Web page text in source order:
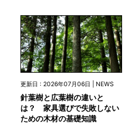
更新日 : 2026年07月06日 | NEWS
針葉樹と広葉樹の違いと
は？ 家具選びで失敗しない
ための木材の基礎知識